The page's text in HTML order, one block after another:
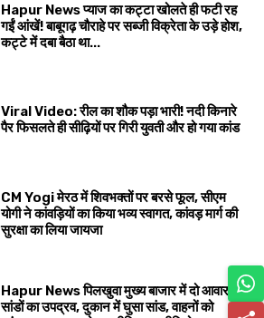
Hapur News प्याज का कट्टा खोलते ही फटी रह
गईं आंखें! बाबूगढ़ चौराहे पर सब्जी विक्रेता के उड़े होश,
कट्टे में दबा बैठा था...
Viral Video: रील का शौक पड़ा भारी! नदी किनारे
पैर फिसलते ही सीढ़ियों पर गिरी युवती और हो गया कांड
CM Yogi मेरठ में शिवभक्तों पर बरसे फूल, सीएम
योगी ने कांवड़ियों का किया भव्य स्वागत, कांवड़ मार्ग की
सुरक्षा का लिया जायजा
Hapur News पिलखुवा मुख्य बाजार में दो आवारा
सांडों का उपद्रव, दुकान में घुसा सांड, वाहनों को